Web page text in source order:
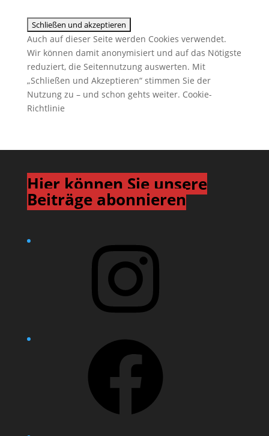
Auch auf dieser Seite werden Cookies verwendet.
Wir können damit anonymisiert und auf das Nötigste
reduziert, die Seitennutzung auswerten. Mit
„Schließen und Akzeptieren“ stimmen Sie der
Nutzung zu – und schon gehts weiter. Cookie-
Richtlinie
Hier können Sie unsere
Beiträge abonnieren